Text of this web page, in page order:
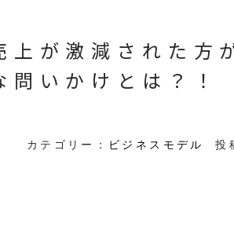
上が激減された方
問いかけとは？！
カテゴリー： ビジネスモデル 投